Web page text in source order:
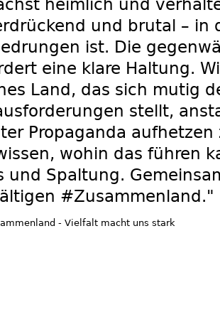
heimlich und
und brutal – in
ist. Die
eine klare Haltung.
Land, das sich mutig
stellt,
Propaganda aufhetzen
wohin das führen
und Spaltung.
#Zusammenland."